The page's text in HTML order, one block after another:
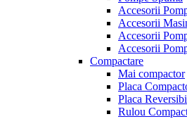
Accesorii
Accesorii
Accesorii
Accesorii
Compactare
Mai compactor
Placa
Placa
Rulou